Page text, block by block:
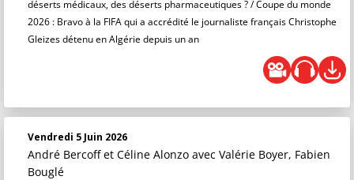
déserts médicaux, des déserts pharmaceutiques ? / Coupe du monde
2026 : Bravo à la FIFA qui a accrédité le journaliste français Christophe
Gleizes détenu en Algérie depuis un an
Vendredi 5 Juin 2026
André Bercoff et Céline Alonzo avec Valérie Boyer, Fabien
Bouglé